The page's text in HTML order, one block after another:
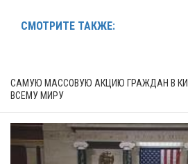
СМОТРИТЕ ТАКЖЕ:
САМУЮ МАССОВУЮ АКЦИЮ ГРАЖДАН В
ВСЕМУ МИРУ